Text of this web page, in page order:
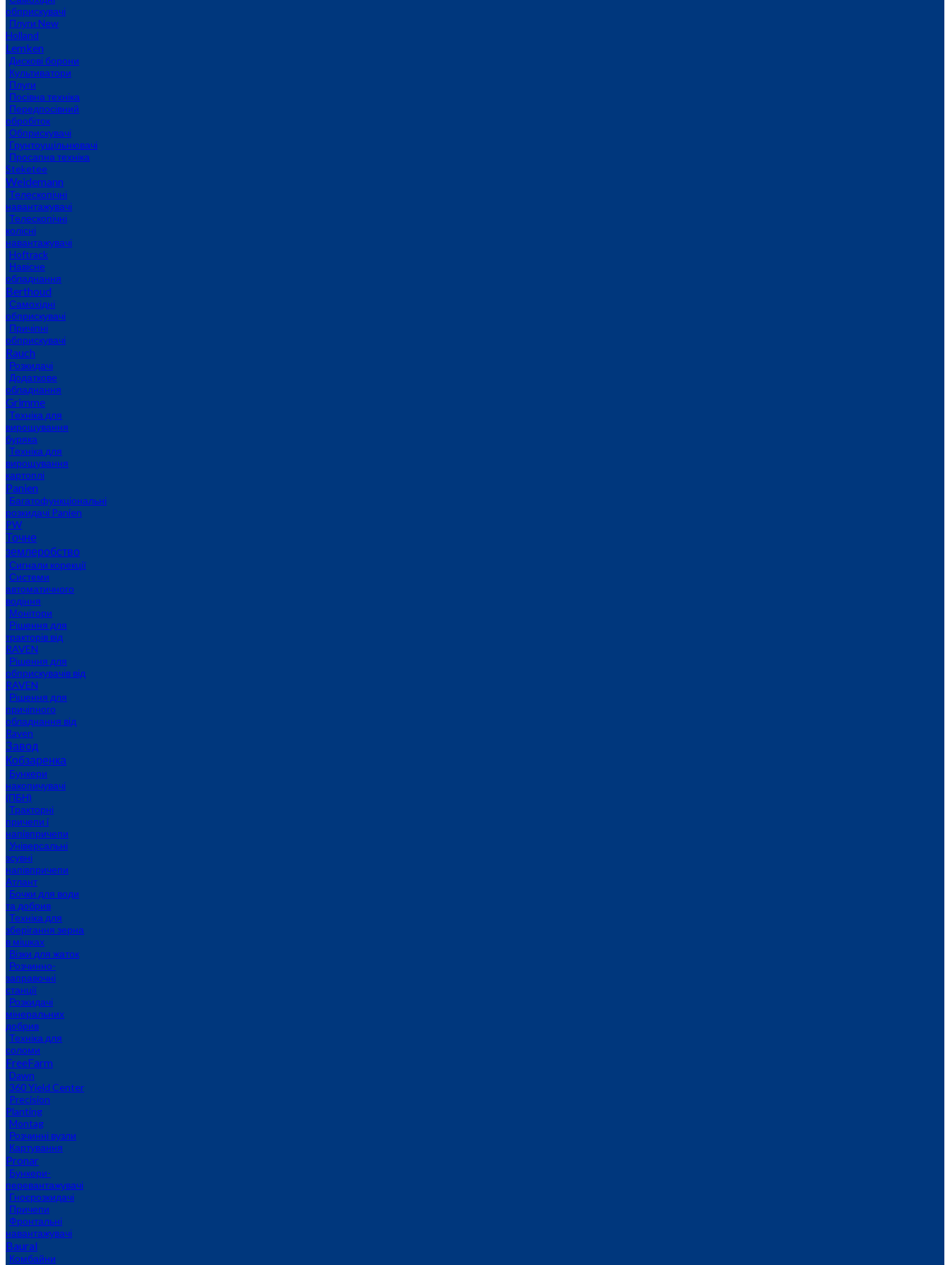
обприскувачі
Плуги New
Holland
Lemken
Дискові борони
Культиватори
Плуги
Посівна техніка
Передпосівний
обробіток
Обприскувачі
Грунтоущільнювачі
Просапна техніка
Steketee
Weidemann
Телескопічні
навантажувачі
Телескопічні
колісні
навантажувачі
Hoftrack
Навісне
обладнання
Berthoud
Самохідні
обприскувачі
Причіпні
обприскувачі
Rauch
Розкидачі
Додаткове
обладнання
Grimme
Техніка для
вирощування
буряка
Техніка для
вирощування
картоплі
Panien
Багатофункціональні
розкидачі Panien
PW
Точне
землеробство
Сигнали корекції
Системи
автоматичного
водіння
Монітори
Рішення для
тракторів від
RAVEN
Рішення для
обприскувачів від
RAVEN
Рішення для
причіпного
обладнання від
Raven
Завод
Кобзаренка
Бункери
накопичувачі
(ПБН)
Тракторні
причепи i
напiвпричепи
Універсальні
зсувні
напівпричепи
Атлант
Бочки для води
та добрив
Техніка для
зберігання зерна
в мішках
Візки для жаток
Розчинно-
заправочні
станції
Розкидачі
мінеральних
добрив
Техніка для
соломи
FreeFarm
Dawn
360 Yield Center
Precision
Planting
Montag
Розчинні вузли
Картування
Pronar
Бункери-
перевантажувачі
Гноєрозкидачі
Причепи
Фронтальні
навантажувачі
Baural
Комбайни